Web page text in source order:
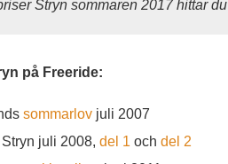
Stryn sommaren 2017 hittar du
på Freeride:
sommarlov juli 2007
juli 2008, del 1 och del 2